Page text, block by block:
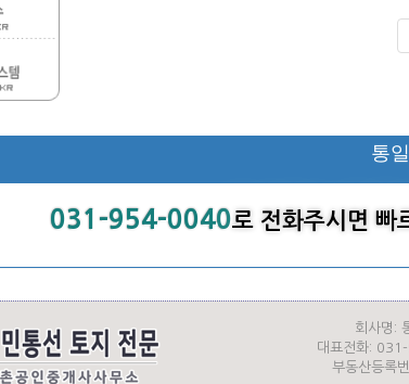
통
031-954-0040로 전화주시면 빠
회사명:
대표전화:
부동산등록